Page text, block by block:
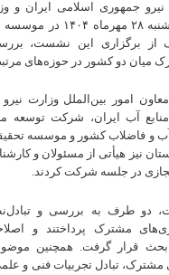
نیرو جمهوری اسلامی ایران و
ازبکستان روز دوشنبه
از برگزاری این نشست،
میان دو کشور در حوزه‌های مرتبط
امور بین‌الملل وزارت نیرو
آب ایران، شرکت توسعه
و فاضلاب کشور و موسسه
نیز هیأتی از مسئولان و
در جلسه شرکت کردند.
دو طرف به بررسی و
مشترک پرداختند و
بحث قرار گرفت. همچنین
تبادل تجربیات فنی و